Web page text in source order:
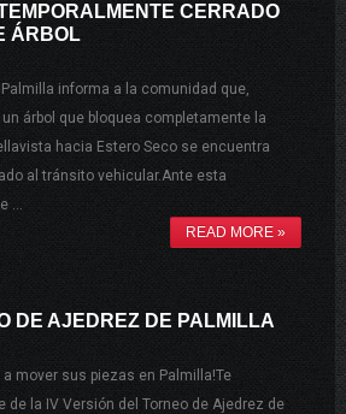
CERRADO
ÁRBOL
informa a la comunidad que,
árbol que bloquea completamente la
hacia Estero Seco se encuentra
al tránsito vehicular.Ante esta
…
READ MORE »
DE AJEDREZ DE PALMILLA
mover sus piezas en Palmilla!Te
de la IV Versión del Torneo de Ajedrez de